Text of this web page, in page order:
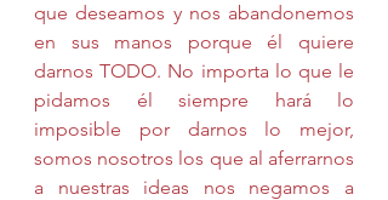
que deseamos y nos abandonemos
en sus manos porque él quiere
darnos TODO. No importa lo que le
pidamos él siempre hará lo
imposible por darnos lo mejor,
somos nosotros los que al aferrarnos
a nuestras ideas nos negamos a